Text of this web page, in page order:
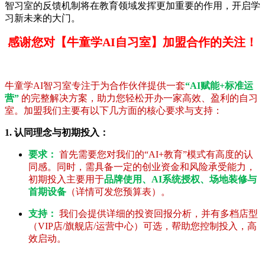
智习室的反馈机制将在教育领域发挥更加重要的作用，开启学
习新未来的大门。
感谢您对【牛童学AI自习室】加盟合作的关注！
牛童学AI智习室专注于为合作伙伴提供一套“AI赋能+标准运
营” 的完整解决方案，助力您轻松开办一家高效、盈利的自习
室。加盟我们主要有以下几方面的核心要求与支持：
1. 认同理念与初期投入：
要求： 首先需要您对我们的“AI+教育”模式有高度的认
同感。同时，需具备一定的创业资金和风险承受能力，
初期投入主要用于品牌使用、AI系统授权、场地装修与
首期设备 （详情可发您预算表）。
支持： 我们会提供详细的投资回报分析，并有多档店型
（VIP店/旗舰店/运营中心）可选，帮助您控制投入，高
效启动。